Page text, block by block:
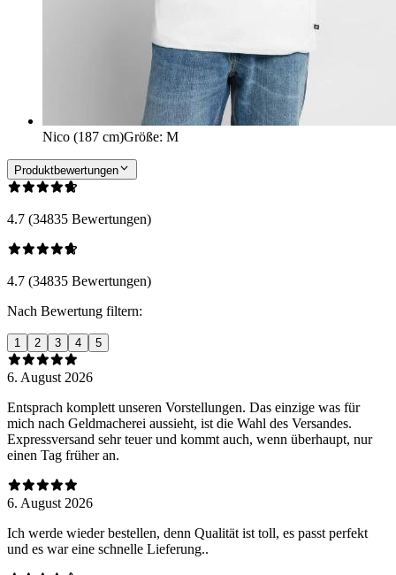
Nico (187 cm)Größe: M
Produktbewertungen
4.7 (34835 Bewertungen)
4.7 (34835 Bewertungen)
Nach Bewertung filtern:
1 2 3 4 5
6. August 2026
Entsprach komplett unseren Vorstellungen. Das einzige was für
mich nach Geldmacherei aussieht, ist die Wahl des Versandes.
Expressversand sehr teuer und kommt auch, wenn überhaupt, nur
einen Tag früher an.
6. August 2026
Ich werde wieder bestellen, denn Qualität ist toll, es passt perfekt
und es war eine schnelle Lieferung..